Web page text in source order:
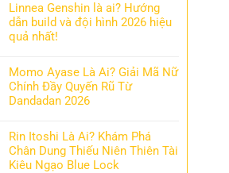
Linnea Genshin là ai? Hướng
dẫn build và đội hình 2026 hiệu
quả nhất!
Momo Ayase Là Ai? Giải Mã Nữ
Chính Đầy Quyến Rũ Từ
Dandadan 2026
Rin Itoshi Là Ai? Khám Phá
Chân Dung Thiếu Niên Thiên Tài
Kiêu Ngạo Blue Lock